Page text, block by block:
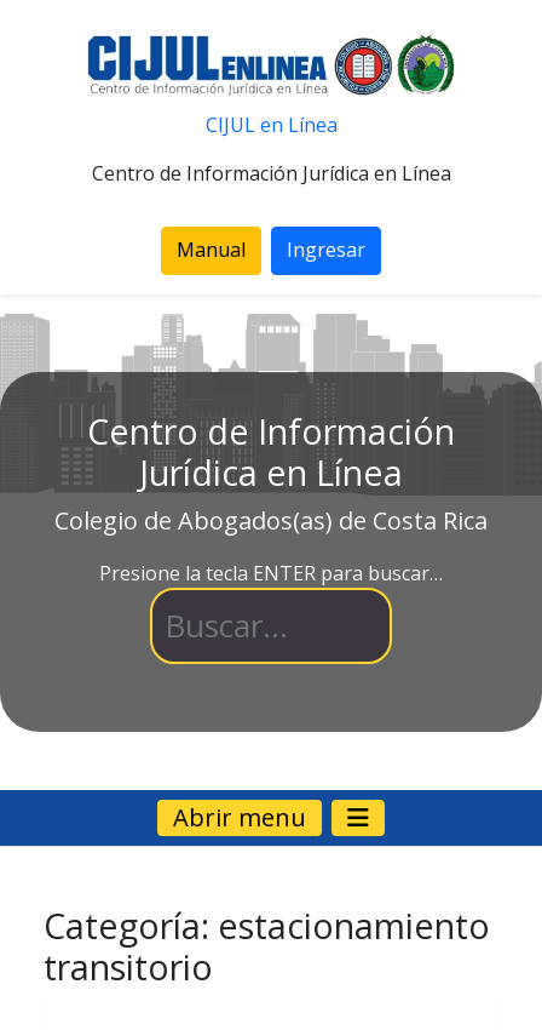
CIJUL en Línea
Centro de Información Jurídica en Línea
Manual Ingresar
Centro de Información
Jurídica en Línea
Colegio de Abogados(as) de Costa Rica
Presione la tecla ENTER para buscar…
Abrir menu
Categoría: estacionamiento
transitorio